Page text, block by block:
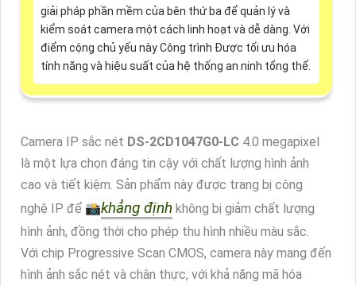
giải pháp phần mềm của bên thứ ba để quản lý và
kiểm soát camera một cách linh hoạt và dễ dàng. Với
điểm cộng chủ yếu này Công trình Được tối ưu hóa
tính năng và hiệu suất của hệ thống an ninh tổng thể.
Camera IP sắc nét DS-2CD1047G0-LC 4.0 megapixel
là một lựa chọn đáng tin cậy với chất lượng hình ảnh
cao và tiết kiệm. Sản phẩm này được trang bị công
nghệ IP để 📸khẳng định không bị giảm chất lượng
hình ảnh, đồng thời cho phép thu hình nhiều màu sắc.
Với chip Progressive Scan CMOS, camera này mang đến
hình ảnh sắc nét và chân thực, với khả năng mã hóa